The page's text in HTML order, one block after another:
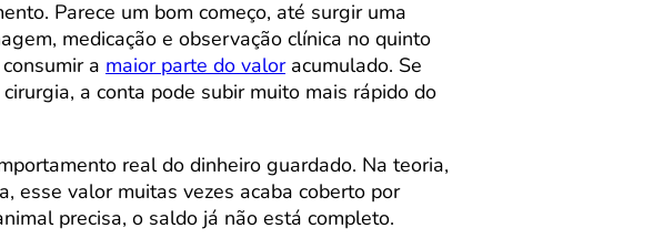
Parece um bom começo, até surgir uma
medicação e observação clínica no quinto
a maior parte do valoracumulado. Se
a conta pode subir muito mais rápido do
real do dinheiro guardado. Na teoria,
esse valor muitas vezes acaba coberto por
precisa, o saldo já não está completo.